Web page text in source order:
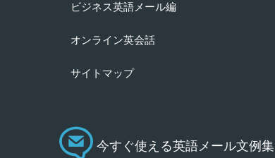
ビジネス英語メール編
オンライン英会話
サイトマップ
今すぐ使える英語メール文例集